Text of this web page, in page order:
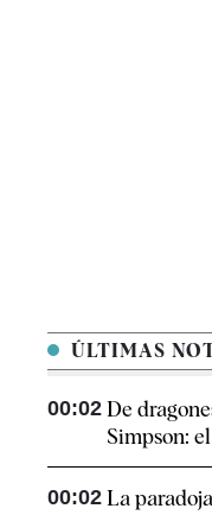
ÚLTIMAS
00:02 De
Simpson:
00:02 La